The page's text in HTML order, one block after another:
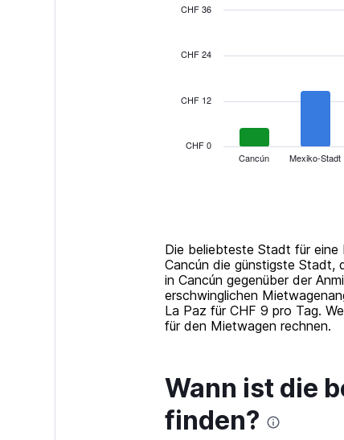
with
has
14
categories.
The
chart
has
1
values.
Range:
0
to
Cancún Mexiko-Stadt
CHF 0
CHF 12
CHF 24
CHF 36
Die beliebteste Stadt für
Cancún die günstigste Stadt,
in Cancún gegenüber der
erschwinglichen
La Paz für CHF 9 pro Tag.
für den Mietwagen rechnen.
Wann ist die
finden?